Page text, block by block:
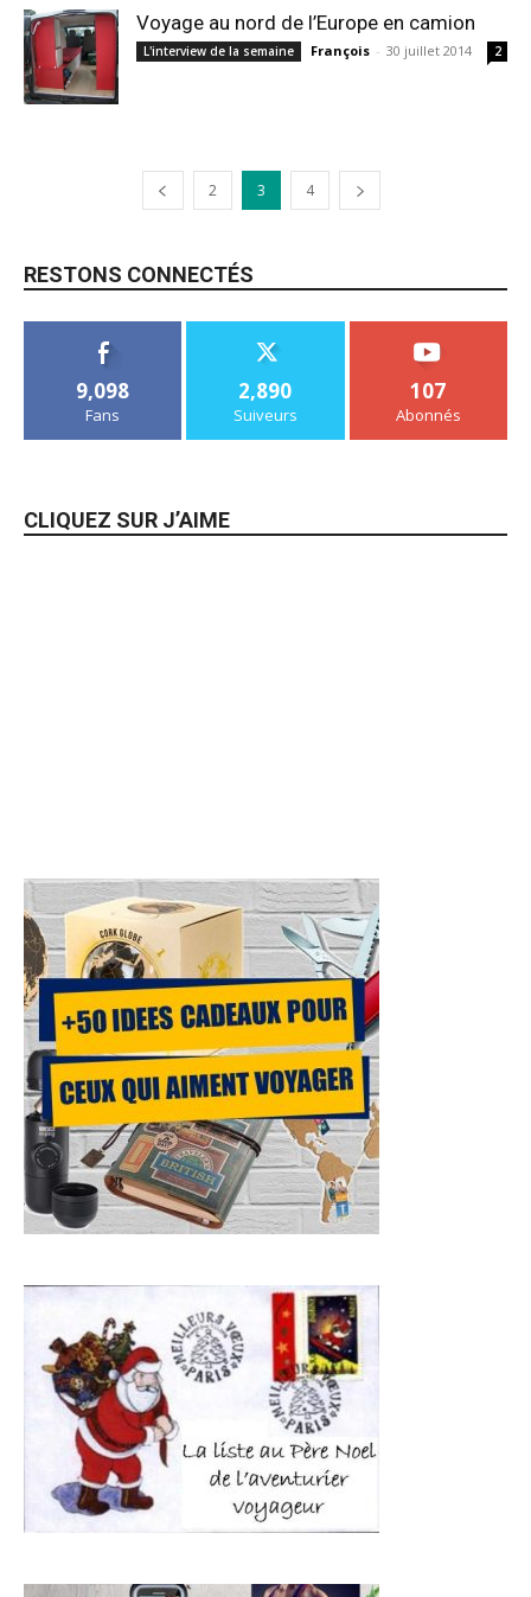
Voyage au nord de l’Europe en camion
L'interview de la semaine François - 30 juillet 2014 2
2 3 4
RESTONS CONNECTÉS
9,098
Fans
2,890
Suiveurs
107
Abonnés
CLIQUEZ SUR J’AIME